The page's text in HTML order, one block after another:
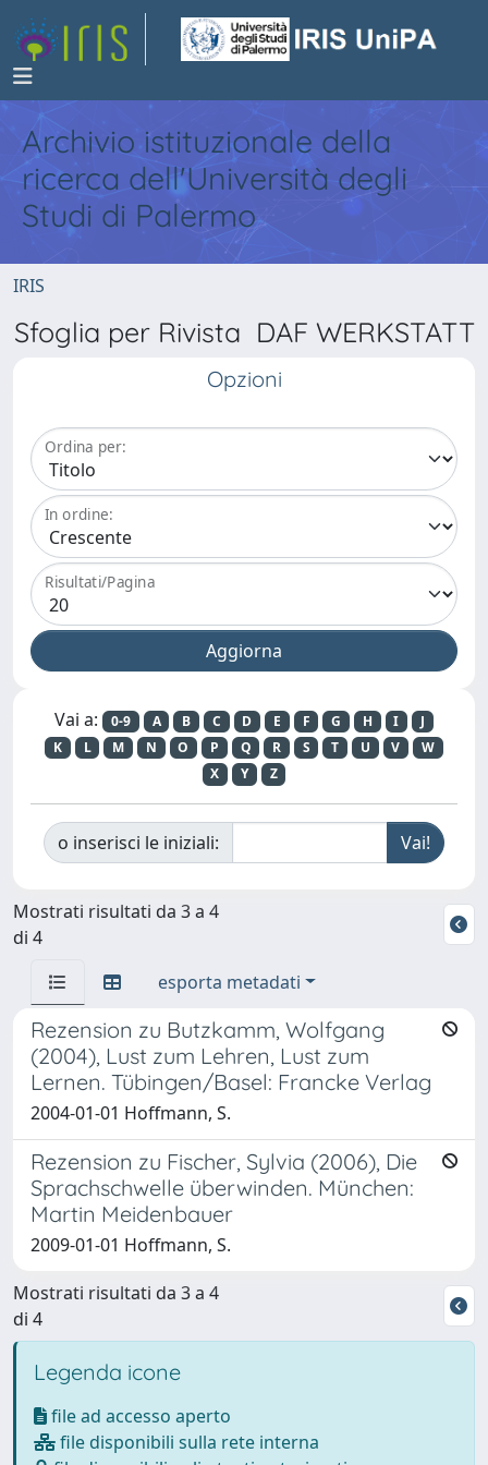
Archivio istituzionale della
ricerca dell'Università degli
Studi di Palermo
IRIS
Sfoglia per Rivista DAF WERKSTATT
Opzioni
Ordina per:
In ordine:
Risultati/Pagina
Vai a: 0-9 A B C D E F G H I
J
K
L M N O P Q R S T U V
W
X
Y Z
o inserisci le iniziali:
Mostrati risultati da 3 a 4
di 4
esporta metadati
Rezension zu Butzkamm, Wolfgang
(2004), Lust zum Lehren, Lust zum
Lernen. Tübingen/Basel: Francke Verlag
2004-01-01 Hoffmann, S.
Rezension zu Fischer, Sylvia (2006), Die
Sprachschwelle überwinden. München:
Martin Meidenbauer
2009-01-01 Hoffmann, S.
Mostrati risultati da 3 a 4
di 4
Legenda icone
file ad accesso aperto
file disponibili sulla rete interna